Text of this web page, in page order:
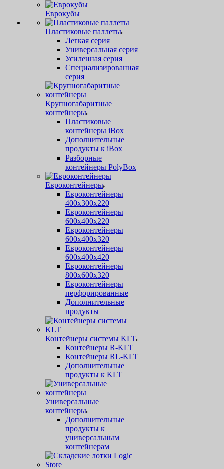
Еврокубы
Пластиковые паллеты
Легкая серия
Универсальная серия
Усиленная серия
Специализированная
серия
Крупногабаритные
контейнеры
Пластиковые
контейнеры iBox
Дополнительные
продукты к iBox
Разборные
контейнеры PolyBox
Евроконтейнеры
Евроконтейнеры
400х300х220
Евроконтейнеры
600х400х220
Евроконтейнеры
600х400х320
Евроконтейнеры
600х400х420
Евроконтейнеры
800х600х320
Евроконтейнеры
перфорированные
Дополнительные
продукты
Контейнеры системы KLT
Контейнеры R-KLT
Контейнеры RL-KLT
Дополнительные
продукты к KLT
Универсальные
контейнеры
Дополнительные
продукты к
универсальным
контейнерам